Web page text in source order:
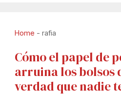
Home - rafia
Cómo el papel de
arruina los bolsos
verdad que nadie